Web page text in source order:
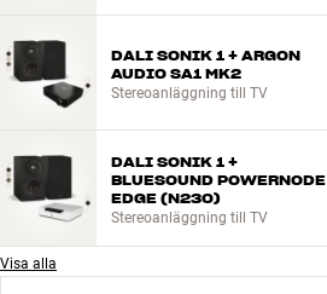
DALI SONIK 1 + ARGON
AUDIO SA1 MK2
Stereoanläggning till TV
DALI SONIK 1 +
BLUESOUND POWERNODE
EDGE (N230)
Stereoanläggning till TV
Visa alla